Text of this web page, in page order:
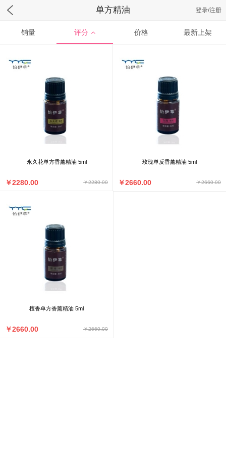
单方精油 登录/注册
销量 评分 价格 最新上架
永久花单方香薰精油 5ml
￥2280.00
￥2280.00
玫瑰单反香薰精油 5ml
￥2660.00
￥2660.00
檀香单方香薰精油 5ml
￥2660.00
￥2660.00